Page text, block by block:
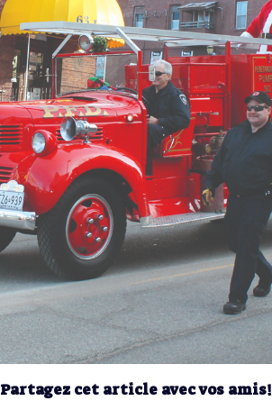
Partagez cet article avec vos amis!